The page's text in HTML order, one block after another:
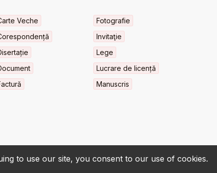
to use our site, you consent to our use of cookies.
Veche
Fotografie
Invitaţie
Lege
Lucrare de licență
Manuscris